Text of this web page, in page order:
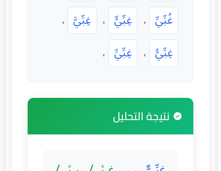
غُبِّيِّ ، غِبِّيٍّ ، غِبِّيَّ ،
غِبِّيُّ ، غِبِّيِّ ،
نتيجة التحليل